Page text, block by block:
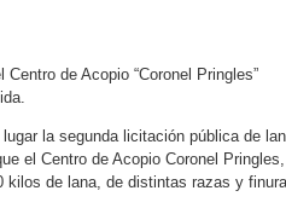
de Acopio “Coronel Pringles”
la segunda licitación pública de
el Centro de Acopio Coronel Pringles,
kilos de lana, de distintas razas y